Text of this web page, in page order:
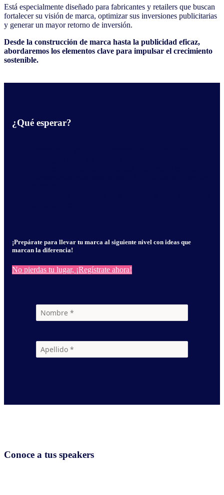
Está especialmente diseñado para fabricantes y retailers que buscan
fortalecer su visión de marca, optimizar sus inversiones publicitarias
y generar un mayor retorno de inversión.
Desde la construcción de marca hasta la publicidad eficaz,
abordaremos los elementos clave para impulsar el crecimiento
sostenible.
¿Qué esperar?
¡Prepárate para llevar tu marca al siguiente nivel con ideas que
marcan la diferencia!
No pierdas tu lugar, ¡Regístrate ahora!
Conoce a tus speakers